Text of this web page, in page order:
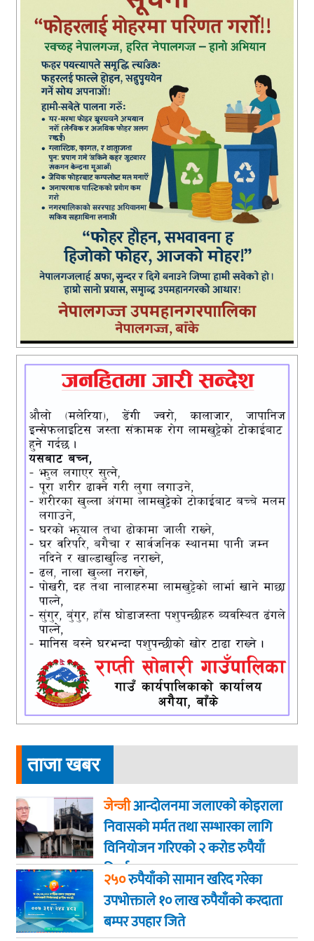
ताजा खबर
जेन्जीआन्दोलनमा जलाएकाे कोइराला
निवासको मर्मत तथा सम्भारका लागि
विनियोजन गरिएको २ करोड रुपैयाँ
फिर्ता
२५०रुपैयाँको सामान खरिद गरेका
उपभोक्ताले १० लाख रुपैयाँको करदाता
बम्पर उपहार जिते